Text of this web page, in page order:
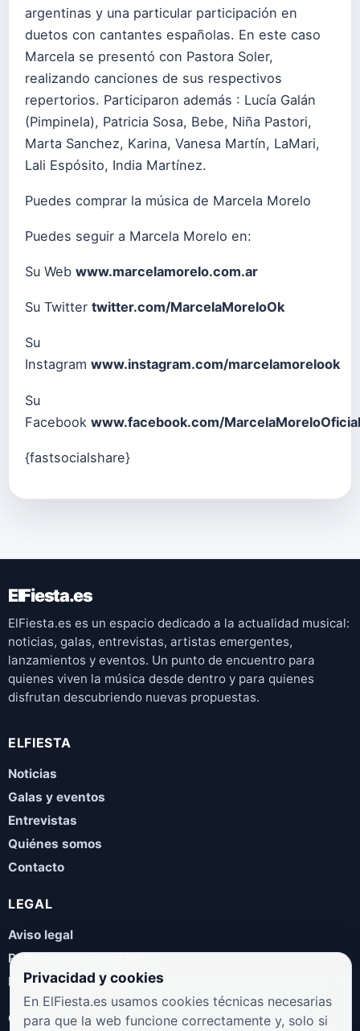
argentinas y una particular participación en
duetos con cantantes españolas. En este caso
Marcela se presentó con Pastora Soler,
realizando canciones de sus respectivos
repertorios. Participaron además : Lucía Galán
(Pimpinela), Patricia Sosa, Bebe, Niña Pastori,
Marta Sanchez, Karina, Vanesa Martín, LaMari,
Lali Espósito, India Martínez.
Puedes comprar la música de Marcela Morelo
Puedes seguir a Marcela Morelo en:
Su Web www.marcelamorelo.com.ar
Su Twitter twitter.com/MarcelaMoreloOk
Su
Instagram www.instagram.com/marcelamorelook
Su
Facebook www.facebook.com/MarcelaMoreloOficial
{fastsocialshare}
ElFiesta.es
ElFiesta.es es un espacio dedicado a la actualidad musical:
noticias, galas, entrevistas, artistas emergentes,
lanzamientos y eventos. Un punto de encuentro para
quienes viven la música desde dentro y para quienes
disfrutan descubriendo nuevas propuestas.
ELFIESTA
Noticias
Galas y eventos
Entrevistas
Quiénes somos
Contacto
LEGAL
Aviso legal
Política de privacidad
Política de cookies
COLABORA
Privacidad y cookies
En ElFiesta.es usamos cookies técnicas necesarias
para que la web funcione correctamente y, solo si